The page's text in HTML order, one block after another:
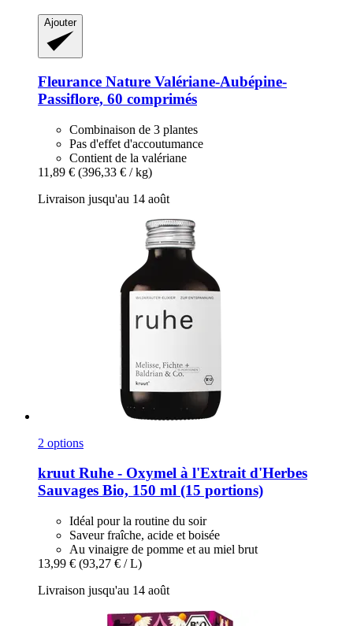
Ajouter
Fleurance Nature Valériane-​Aubépine-​
Passiflore, 60 comprimés
Combinaison de 3 plantes
Pas d'effet d'accoutumance
Contient de la valériane
11,89 € (396,33 € / kg)
Livraison jusqu'au 14 août
2 options
kruutRuhe -​ Oxymel à l'Extrait d'Herbes
Sauvages Bio, 150 ml (15 portions)
Idéal pour la routine du soir
Saveur fraîche, acide et boisée
Au vinaigre de pomme et au miel brut
13,99 € (93,27 € / L)
Livraison jusqu'au 14 août